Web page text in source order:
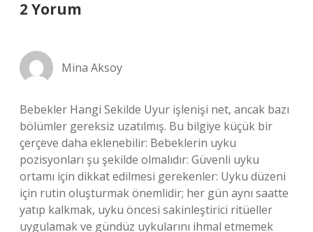
2 Yorum
Mina Aksoy
Bebekler Hangi Sekilde Uyur işlenişi net, ancak bazı
bölümler gereksiz uzatılmış. Bu bilgiye küçük bir
çerçeve daha eklenebilir: Bebeklerin uyku
pozisyonları şu şekilde olmalıdır: Güvenli uyku
ortamı için dikkat edilmesi gerekenler: Uyku düzeni
için rutin oluşturmak önemlidir; her gün aynı saatte
yatıp kalkmak, uyku öncesi sakinleştirici ritüeller
uygulamak ve gündüz uykularını ihmal etmemek